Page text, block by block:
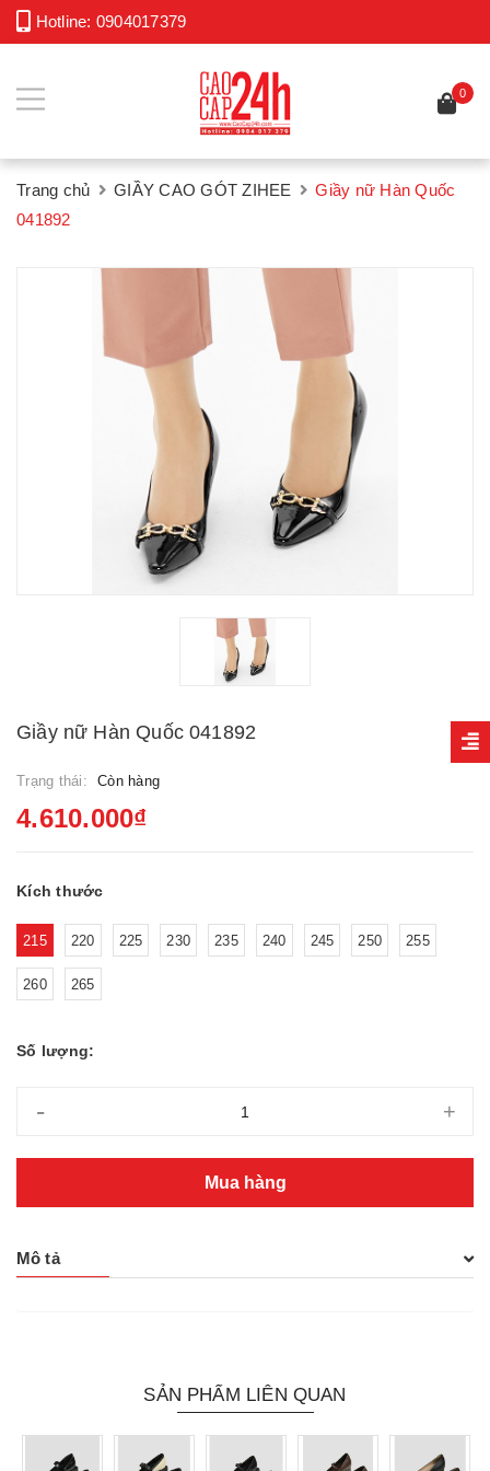
Hotline: 0904017379
0
Trang chủ GIẦY CAO GÓT ZIHEE
Giầy nữ Hàn Quốc
041892
Giầy nữ Hàn Quốc 041892
Trạng thái: Còn hàng
4.610.000₫
Kích thước
215 220 225 230 235 240 245 250 255
260 265
Số lượng:
- +
Mua hàng
Mô tả
SẢN PHẨM LIÊN QUAN